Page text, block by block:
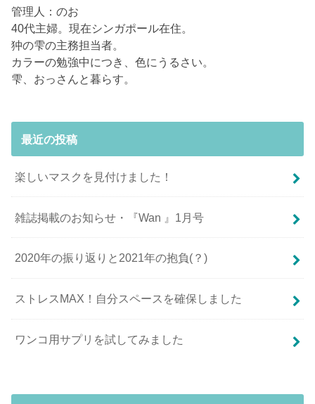
管理人：のお
40代主婦。現在シンガポール在住。
狆の雫の主務担当者。
カラーの勉強中につき、色にうるさい。
雫、おっさんと暮らす。
最近の投稿
楽しいマスクを見付けました！
雑誌掲載のお知らせ・『Wan 』1月号
2020年の振り返りと2021年の抱負(？)
ストレスMAX！自分スペースを確保しました
ワンコ用サプリを試してみました